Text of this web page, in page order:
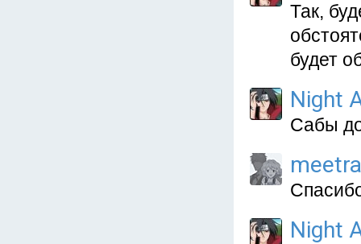
Так,
будет
Night
Сабы
meetra
Night